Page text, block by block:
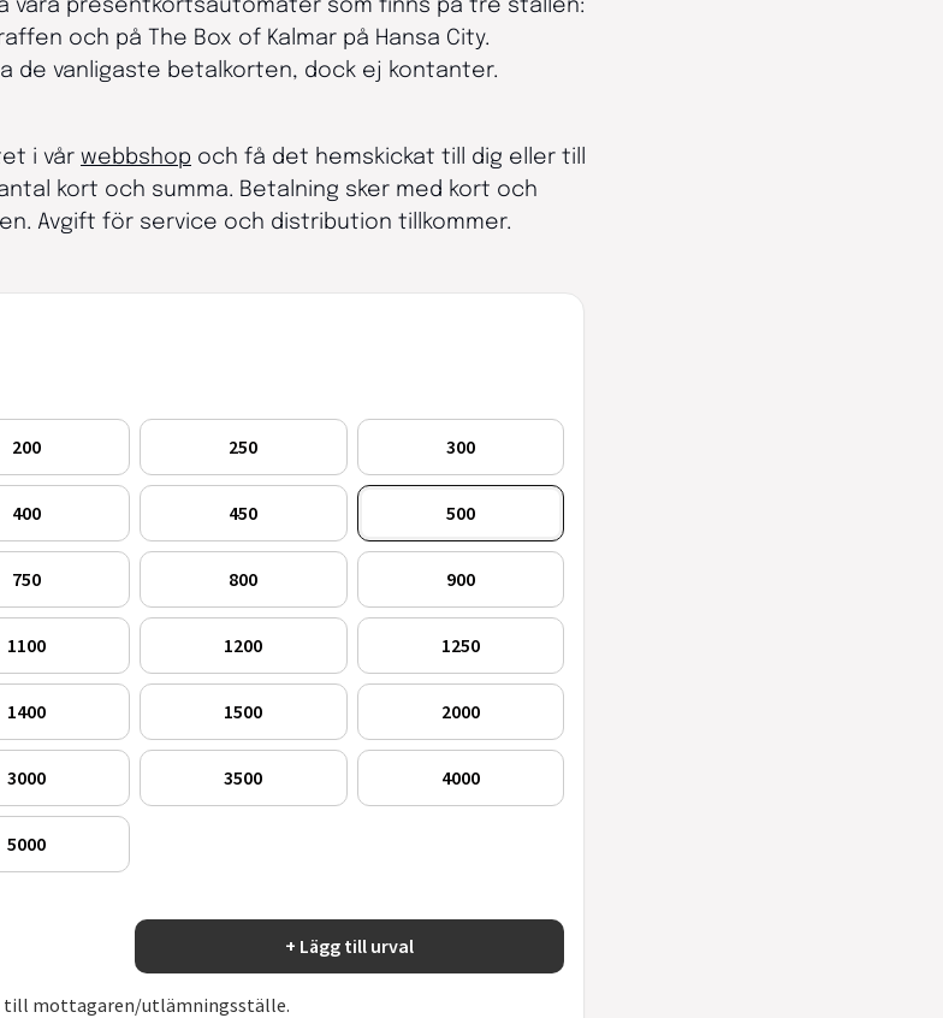
våra presentkortsautomater som finns på tre ställen:
och på The Box of Kalmar på Hansa City.
de vanligaste betalkorten, dock ej kontanter.
i vår webbshop och få det hemskickat till dig eller till
kort och summa. Betalning sker med kort och
Avgift för service och distribution tillkommer.